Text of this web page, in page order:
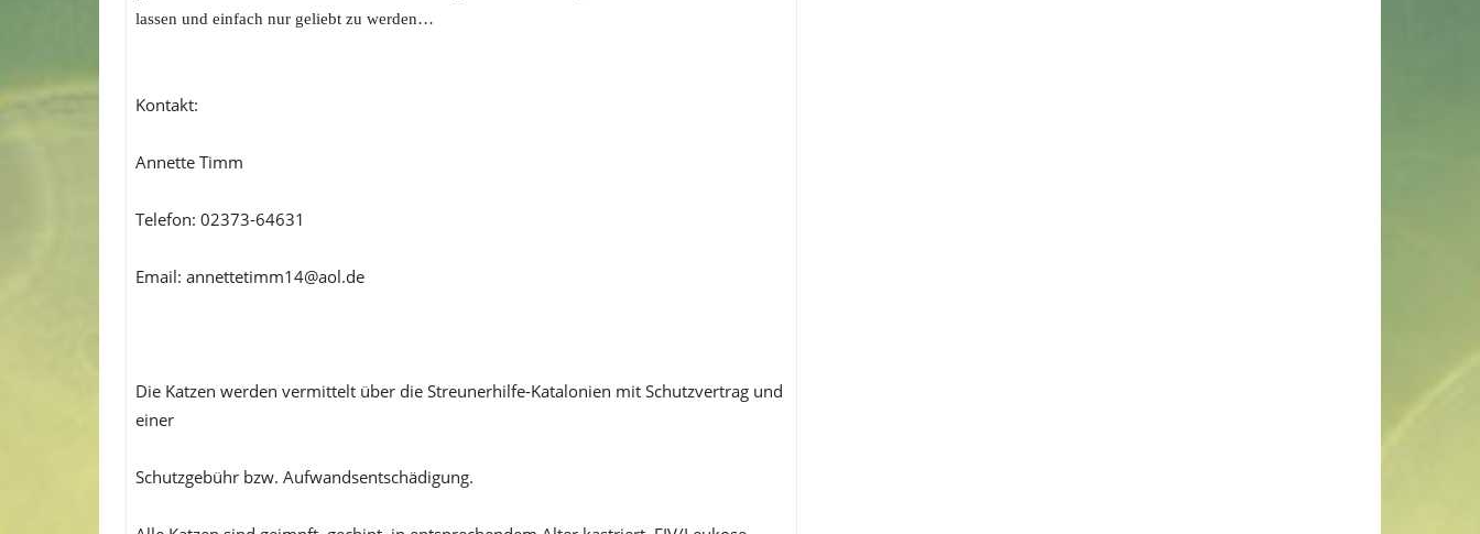
lassen und einfach nur geliebt zu werden…
Kontakt:
Annette Timm
Telefon: 02373-64631
Email: annettetimm14@aol.de
Die Katzen werden vermittelt über die Streunerhilfe-Katalonien mit Schutzvertrag und
einer
Schutzgebühr bzw. Aufwandsentschädigung.